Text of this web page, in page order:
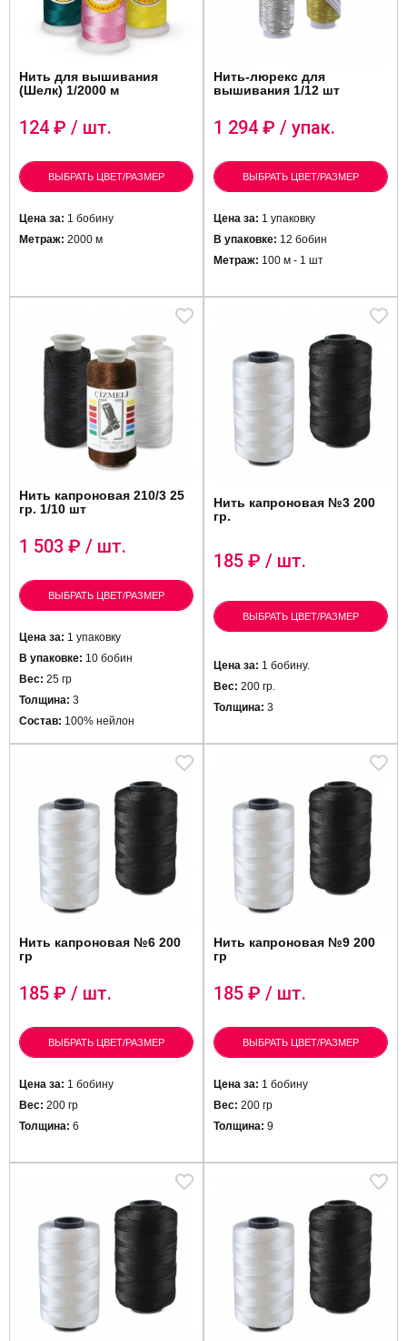
Нить для вышивания
(Шелк) 1/2000 м
124 ₽ / шт.
ВЫБРАТЬ ЦВЕТ/РАЗМЕР
Цена за: 1 бобину
Метраж: 2000 м
Нить-люрекс для
вышивания 1/12 шт
1 294 ₽ / упак.
ВЫБРАТЬ ЦВЕТ/РАЗМЕР
Цена за: 1 упаковку
В упаковке: 12 бобин
Метраж: 100 м - 1 шт
Нить капроновая 210/3 25
гр. 1/10 шт
1 503 ₽ / шт.
ВЫБРАТЬ ЦВЕТ/РАЗМЕР
Цена за: 1 упаковку
В упаковке: 10 бобин
Вес: 25 гр
Толщина: 3
Состав: 100% нейлон
Нить капроновая №3 200
гр.
185 ₽ / шт.
ВЫБРАТЬ ЦВЕТ/РАЗМЕР
Цена за: 1 бобину.
Вес: 200 гр.
Толщина: 3
Нить капроновая №6 200
гр
185 ₽ / шт.
ВЫБРАТЬ ЦВЕТ/РАЗМЕР
Цена за: 1 бобину
Вес: 200 гр
Толщина: 6
Нить капроновая №9 200
гр
185 ₽ / шт.
ВЫБРАТЬ ЦВЕТ/РАЗМЕР
Цена за: 1 бобину
Вес: 200 гр
Толщина: 9